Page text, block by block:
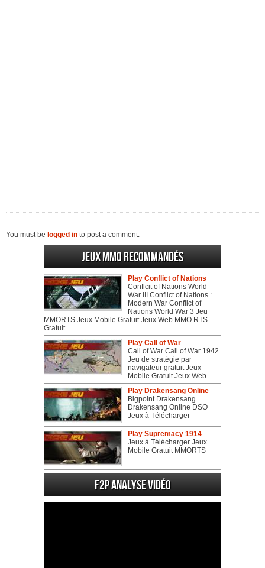
You must be logged in to post a comment.
Jeux MMO recommandés
Play Conflict of Nations
Conflcit of Nations World
War III Conflict of Nations :
Modern War Conflict of
Nations World War 3 Jeu
MMORTS Jeux Mobile Gratuit Jeux Web MMO RTS
Gratuit
Play Call of War
Call of War Call of War 1942
Jeu de stratégie par
navigateur gratuit Jeux
Mobile Gratuit Jeux Web
Play Drakensang Online
Bigpoint Drakensang
Drakensang Online DSO
Jeux à Télécharger
Play Supremacy 1914
Jeux à Télécharger Jeux
Mobile Gratuit MMORTS
F2P Analyse vidéo